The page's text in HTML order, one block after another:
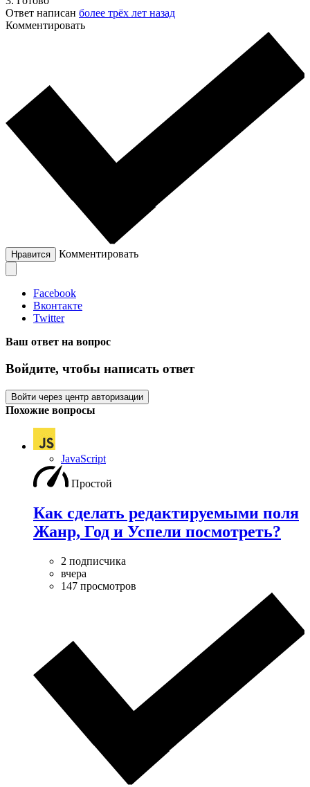
Ответ написан более трёх лет назад
Комментировать
Нравится Комментировать
Facebook
Вконтакте
Twitter
Ваш ответ на вопрос
Войдите, чтобы написать ответ
Войти через центр авторизации
Похожие вопросы
JavaScript
Простой
Как сделать редактируемыми поля
Жанр, Год и Успели посмотреть?
2 подписчика
вчера
147 просмотров